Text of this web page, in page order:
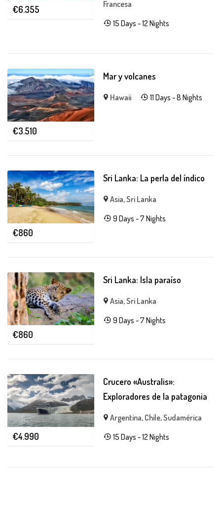
€6.355
Francesa
15 Days - 12 Nights
€3.510
Mar y volcanes
Hawaii 11 Days - 8 Nights
€860
Sri Lanka: La perla del índico
Asia,Sri Lanka
9 Days - 7 Nights
€860
Sri Lanka: Isla paraíso
Asia,Sri Lanka
9 Days - 7 Nights
€4.990
Crucero «Australis»:
Exploradores de la patagonia
Argentina, Chile,Sudamérica
15 Days - 12 Nights